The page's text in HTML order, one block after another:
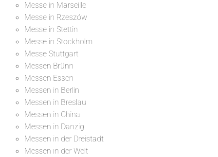
Messe in Marseille
Messe in Rzeszów
Messe in Stettin
Messe in Stockholm
Messe Stuttgart
Messen Brünn
Messen Essen
Messen in Berlin
Messen in Breslau
Messen in China
Messen in Danzig
Messen in der Dreistadt
Messen in der Welt